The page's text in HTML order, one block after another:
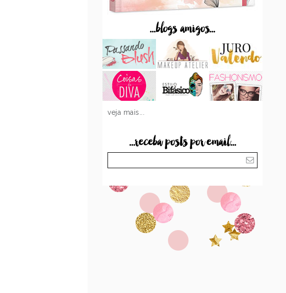
...blogs amigos...
veja mais...
...receba posts por email...